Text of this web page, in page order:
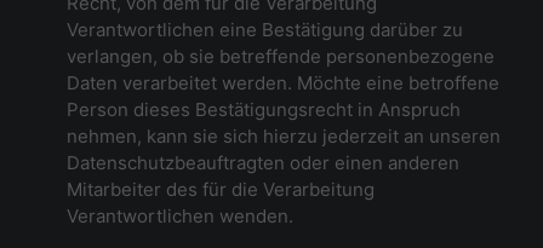
Verantwortlichen eine Bestätigung darüber zu
verlangen, ob sie betreffende personenbezogene
Daten verarbeitet werden. Möchte eine betroffene
Person dieses Bestätigungsrecht in Anspruch
nehmen, kann sie sich hierzu jederzeit an unseren
Datenschutzbeauftragten oder einen anderen
Mitarbeiter des für die Verarbeitung
Verantwortlichen wenden.